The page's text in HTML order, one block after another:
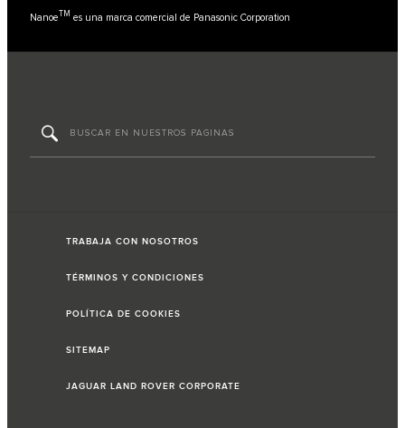
NanoeTM es una marca comercial de Panasonic Corporation
TRABAJA CON NOSOTROS
TÉRMINOS Y CONDICIONES
POLÍTICA DE COOKIES
SITEMAP
JAGUAR LAND ROVER CORPORATE